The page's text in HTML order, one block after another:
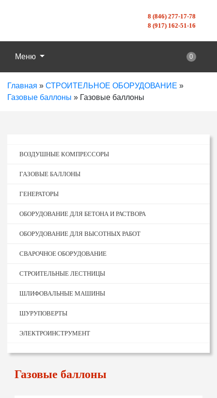
8 (846) 277-17-78
8 (917) 162-51-16
Меню 0
Главная » СТРОИТЕЛЬНОЕ ОБОРУДОВАНИЕ »
Газовые баллоны » Газовые баллоны
ВОЗДУШНЫЕ КОМПРЕССОРЫ
ГАЗОВЫЕ БАЛЛОНЫ
ГЕНЕРАТОРЫ
ОБОРУДОВАНИЕ ДЛЯ БЕТОНА И РАСТВОРА
ОБОРУДОВАНИЕ ДЛЯ ВЫСОТНЫХ РАБОТ
СВАРОЧНОЕ ОБОРУДОВАНИЕ
СТРОИТЕЛЬНЫЕ ЛЕСТНИЦЫ
ШЛИФОВАЛЬНЫЕ МАШИНЫ
ШУРУПОВЕРТЫ
ЭЛЕКТРОИНСТРУМЕНТ
Газовые баллоны